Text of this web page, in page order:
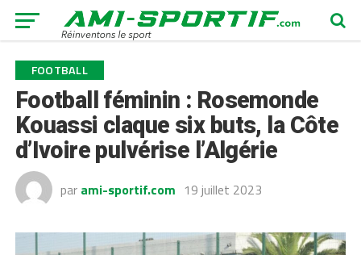
FOOTBALL
Football féminin : Rosemonde
Kouassi claque six buts, la Côte
d’Ivoire pulvérise l’Algérie
par ami-sportif.com 19 juillet 2023